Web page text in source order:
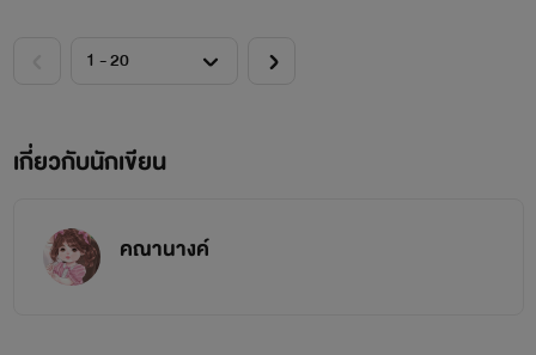
เกี่ยวกับนักเขียน
คณานางค์